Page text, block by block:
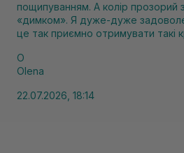
пощипуванням. А колір прозорий
«димком». Я дуже-дуже
це так приємно отримувати такі
O
Olena
22.07.2026, 18:14